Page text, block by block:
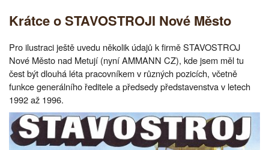
Krátce o STAVOSTROJI Nové Město
Pro ilustraci ještě uvedu několik údajů k firmě STAVOSTROJ
Nové Město nad Metují (nyní AMMANN CZ), kde jsem měl tu
čest být dlouhá léta pracovníkem v různých pozicích, včetně
funkce generálního ředitele a předsedy představenstva v letech
1992 až 1996.